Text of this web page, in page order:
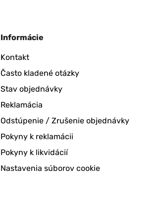
Informácie
Kontakt
Často kladené otázky
Stav objednávky
Reklamácia
Odstúpenie / Zrušenie objednávky
Pokyny k reklamácii
Pokyny k likvidácií
Nastavenia súborov cookie